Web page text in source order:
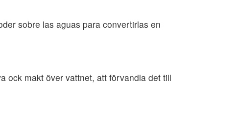
sobre las aguas para convertirlas en
ock makt över vattnet, att förvandla det till